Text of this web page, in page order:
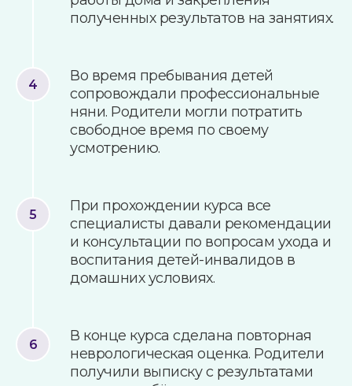
полученных результатов на занятиях.
Во время пребывания детей
сопровождали профессиональные
няни. Родители могли потратить
свободное время по своему
усмотрению.
При прохождении курса все
специалисты давали рекомендации
и консультации по вопросам ухода и
воспитания детей-инвалидов в
домашних условиях.
В конце курса сделана повторная
неврологическая оценка. Родители
получили выписку с результатами